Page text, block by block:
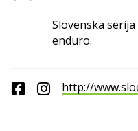
Slovenska
enduro.
http://